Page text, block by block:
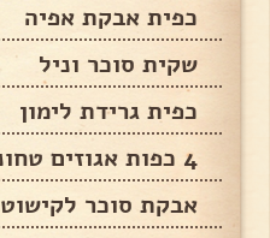
כפית אבקת אפיה
שקית סוכר וניל
כפית גרידת לימון
4 כפות אגוזים טחונים
אבקת סוכר לקישוט